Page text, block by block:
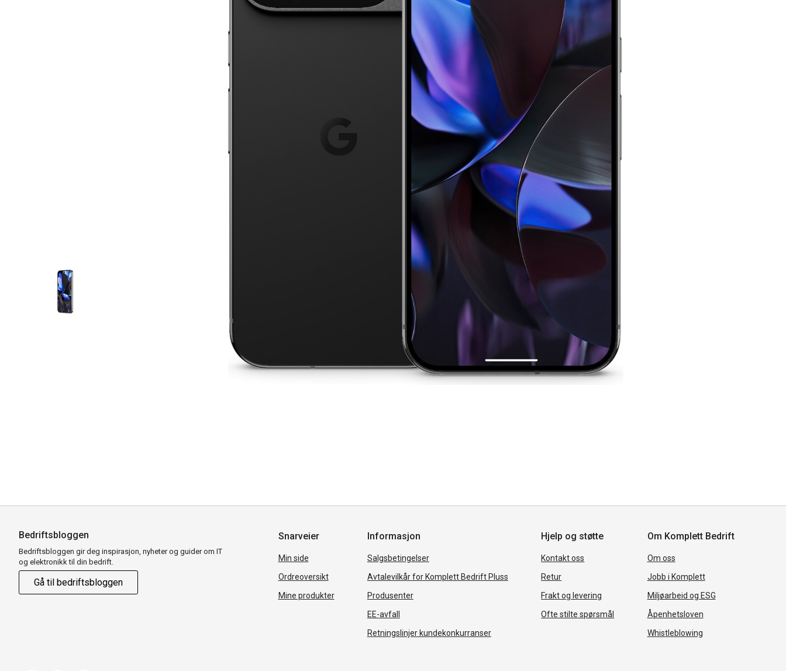
Bedriftsbloggen
Bedriftsbloggen gir deg inspirasjon, nyheter og guider om IT
og elektronikk til din bedrift.
Gå til bedriftsbloggen
Snarveier
Min side
Ordreoversikt
Mine produkter
Informasjon
Salgsbetingelser
Avtalevilkår for Komplett Bedrift Pluss
Produsenter
EE-avfall
Retningslinjer kundekonkurranser
Hjelp og støtte
Kontakt oss
Retur
Frakt og levering
Ofte stilte spørsmål
Om Komplett Bedrift
Om oss
Jobb i Komplett
Miljøarbeid og ESG
Åpenhetsloven
Whistleblowing